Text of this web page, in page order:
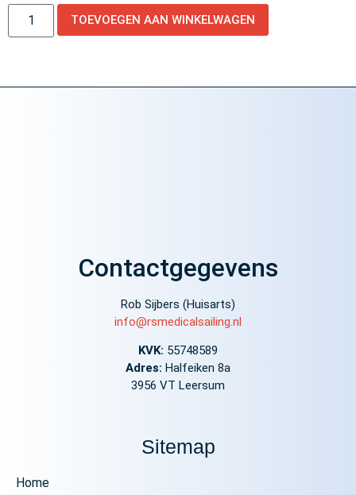
TOEVOEGEN AAN WINKELWAGEN
Contactgegevens
Rob Sijbers (Huisarts)
info@rsmedicalsailing.nl
KVK: 55748589
Adres: Halfeiken 8a
3956 VT Leersum
Sitemap
Home